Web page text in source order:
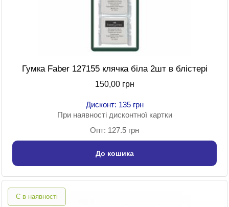
Гумка Faber 127155 клячка біла 2шт в блістері
150,00 грн
Дисконт: 135 грн
При наявності дисконтної картки
Опт: 127.5 грн
До кошика
Є в наявності